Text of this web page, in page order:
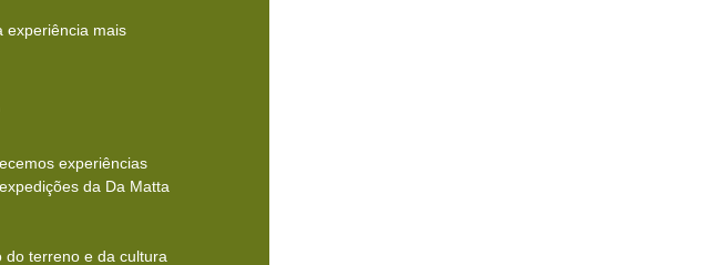
experiência mais
experiências
da Da Matta
do terreno e da cultura